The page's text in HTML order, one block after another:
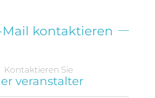
Mail kontaktieren
Kontaktieren Sie
veranstalter